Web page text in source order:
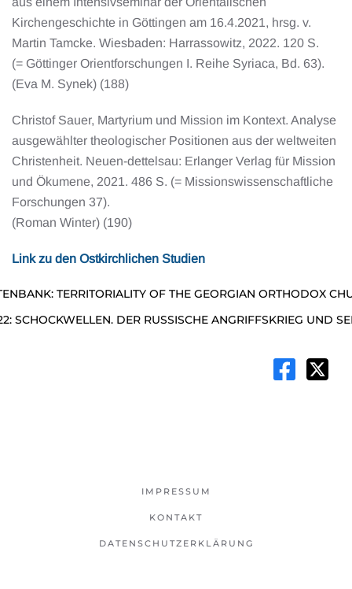
Kirchengeschichte in Göttingen am 16.4.2021, hrsg. v.
Martin Tamcke. Wiesbaden: Harrassowitz, 2022. 120 S.
(= Göttinger Orientforschungen I. Reihe Syriaca, Bd. 63).
(Eva M. Synek) (188)
Christof Sauer, Martyrium und Mission im Kontext. Analyse
ausgewählter theologischer Positionen aus der weltweiten
Christenheit. Neuen-dettelsau: Erlanger Verlag für Mission
und Ökumene, 2021. 486 S. (= Missionswissenschaftliche
Forschungen 37).
(Roman Winter) (190)
Link zu den Ostkirchlichen Studien
TERRITORIALITY OF THE GEORGIAN ORTHODOX
SCHOCKWELLEN. DER RUSSISCHE ANGRIFFSKRIEG UND
IMPRESSUM
KONTAKT
DATENSCHUTZERKLÄRUNG